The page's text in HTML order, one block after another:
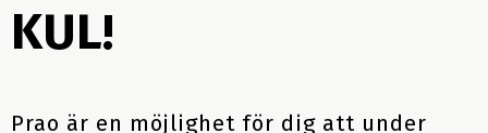
Ansvar och roller på skolan
Anskaffning av praoplatser
För arbetslivet
Om prao
KUL!
Prao är en möjlighet för dig att under